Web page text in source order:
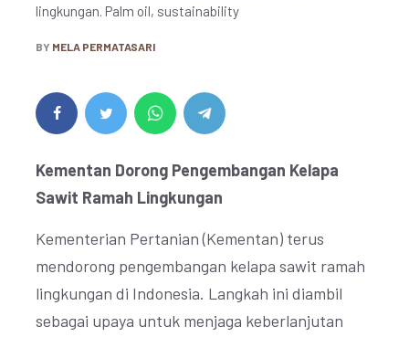
lingkungan. Palm oil, sustainability
BY MELA PERMATASARI
Kementan Dorong Pengembangan Kelapa
Sawit Ramah Lingkungan
Kementerian Pertanian (Kementan) terus
mendorong pengembangan kelapa sawit ramah
lingkungan di Indonesia. Langkah ini diambil
sebagai upaya untuk menjaga keberlanjutan